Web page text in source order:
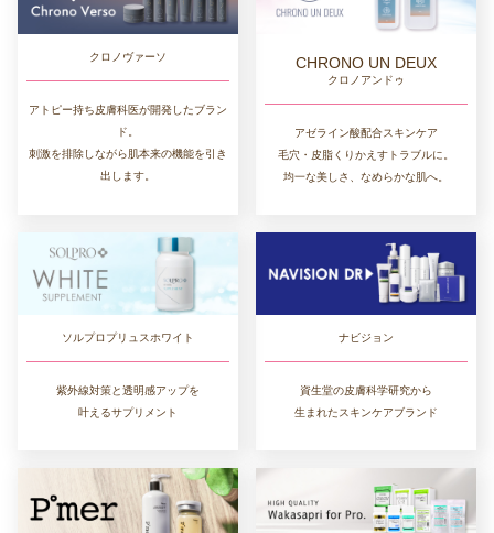
クロノヴァーソ
アトピー持ち皮膚科医が開発したブラン
ド。
刺激を排除しながら肌本来の機能を引き
出します。
CHRONO UN DEUX
クロノアンドゥ
アゼライン酸配合スキンケア
毛穴・皮脂くりかえすトラブルに。
均一な美しさ、なめらかな肌へ。
ソルプロプリュスホワイト
紫外線対策と透明感アップを
叶えるサプリメント
ナビジョン
資生堂の皮膚科学研究から
生まれたスキンケアブランド